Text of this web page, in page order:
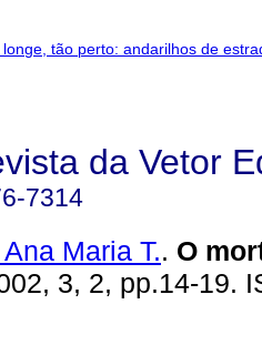
da Vetor
7314
Maria T.. O
3, 2, pp.14-19.